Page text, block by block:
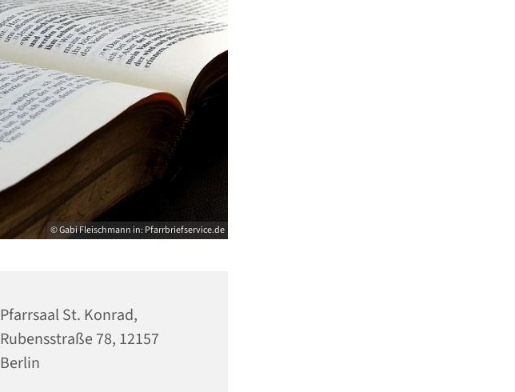
© Gabi Fleischmann in: Pfarrbriefservice.de
Pfarrsaal St. Konrad,
Rubensstraße 78, 12157
Berlin